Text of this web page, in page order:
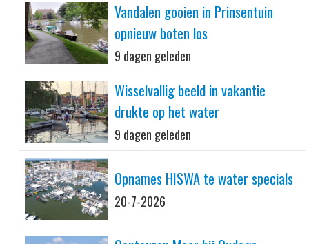
Vandalen gooien in Prinsentuin
opnieuw boten los
9 dagen geleden
Wisselvallig beeld in vakantie
drukte op het water
9 dagen geleden
Opnames HISWA te water specials
20-7-2026